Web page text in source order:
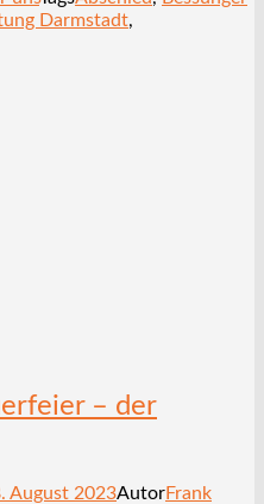
Darmstadt,
– der
August 2023AutorFrank